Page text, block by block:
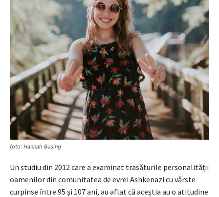
foto: Hannah Busing
Un studiu din 2012 care a examinat trasăturile personalității
oamenilor din comunitatea de evrei Ashkenazi cu vârste
curpinse între 95 și 107 ani, au aflat că aceștia au o atitudine